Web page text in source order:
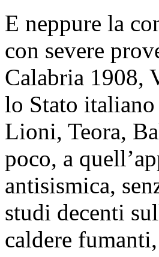
E neppure la
con severe
Calabria 1908,
lo Stato
Lioni, Teora,
poco, a
antisismica,
studi decenti
caldere